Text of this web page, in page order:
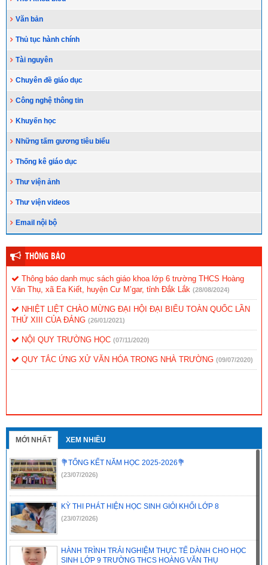
19/4/2020 (13/04/2020)
Văn bản
Thủ tục hành chính
Tài nguyên
Chuyên đề giáo dục
Công nghệ thông tin
Khuyến học
Những tấm gương tiêu biểu
Thống kê giáo dục
Thư viện ảnh
Thư viện videos
Email nội bộ
THÔNG BÁO
Thông báo danh mục sách giáo khoa lớp 6 trường THCS Hoàng
Văn Thụ, xã Ea Kiết, huyện Cư M’gar, tỉnh Đắk Lắk (28/08/2024)
NHIỆT LIỆT CHÀO MỪNG ĐẠI HỘI ĐẠI BIỂU TOÀN QUỐC LẦN
THỨ XIII CỦA ĐẢNG (26/01/2021)
NỘI QUY TRƯỜNG HỌC (07/11/2020)
QUY TẮC ỨNG XỬ VĂN HÓA TRONG NHÀ TRƯỜNG (09/07/2020)
MỚI NHẤT XEM NHIỀU
💐TỔNG KẾT NĂM HỌC 2025-2026💐
(23/07/2026)
KỲ THI PHÁT HIỆN HỌC SINH GIỎI KHỐI LỚP 8
(23/07/2026)
HÀNH TRÌNH TRẢI NGHIỆM THỰC TẾ DÀNH CHO HỌC
SINH LỚP 9 TRƯỜNG THCS HOÀNG VĂN THỤ